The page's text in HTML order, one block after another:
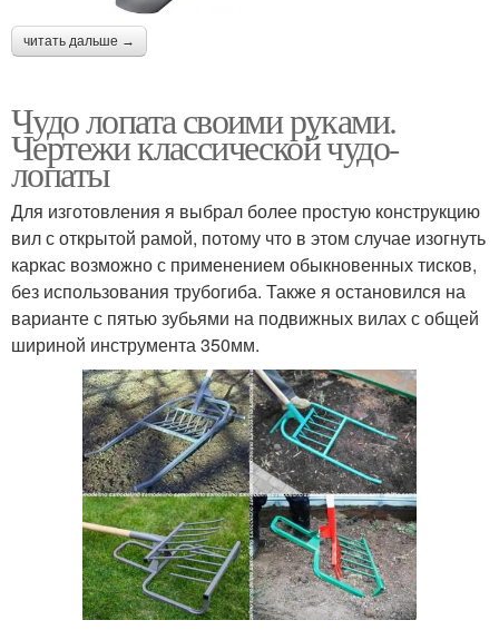
читать дальше →
Чудо лопата своими руками.
Чертежи классической чудо-
лопаты
Для изготовления я выбрал более простую конструкцию
вил с открытой рамой, потому что в этом случае изогнуть
каркас возможно с применением обыкновенных тисков,
без использования трубогиба. Также я остановился на
варианте с пятью зубьями на подвижных вилах с общей
шириной инструмента 350мм.